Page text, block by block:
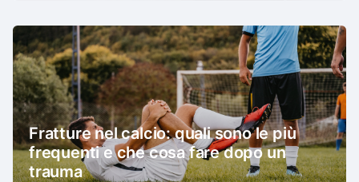
Fratture nel calcio: quali sono le più
frequenti e che cosa fare dopo un
trauma